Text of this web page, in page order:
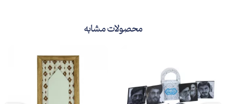
محصولات مشابه